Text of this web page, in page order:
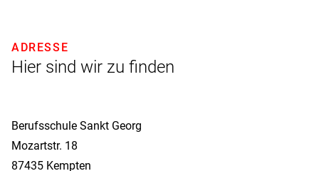
Hier sind wir zu finden
ADRESSE
Berufsschule Sankt Georg
Mozartstr. 18
87435 Kempten